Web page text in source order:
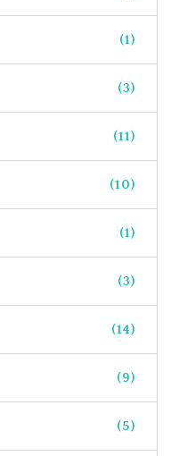
(1)
(3)
(11)
(10)
(1)
(3)
(14)
(9)
(5)